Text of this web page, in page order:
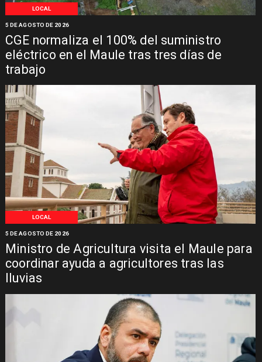
LOCAL
CGE normaliza el 100% del suministro
eléctrico en el Maule tras tres días de
trabajo
5 DE AGOSTO DE 2026
LOCAL
Ministro de Agricultura visita el Maule para
coordinar ayuda a agricultores tras las
lluvias
5 DE AGOSTO DE 2026